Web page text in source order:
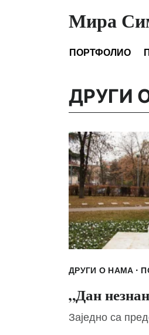
Мира
ПОРТФОЛИО
ДРУГИ
ДРУГИ О НАМА ·
„Дан
Заједно са